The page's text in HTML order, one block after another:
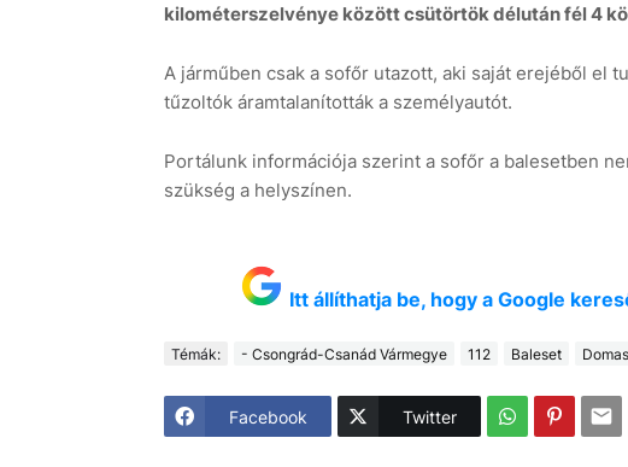
kilométerszelvénye között csütörtök délután fél 4
A járműben csak a sofőr utazott, aki saját erejéből el
tűzoltók áramtalanították a személyautót.
Portálunk információja szerint a sofőr a balesetben
szükség a helyszínen.
Itt állíthatja be, hogy a Google
Témák: - Csongrád-Csanád Vármegye 112 Baleset
Facebook Twitter